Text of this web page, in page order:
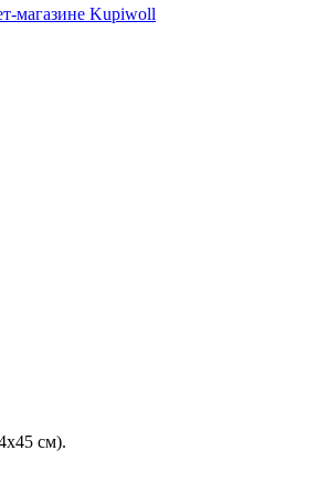
см).